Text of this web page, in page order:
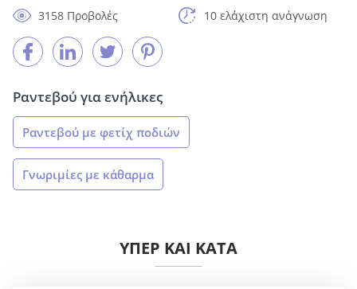
3158 Προβολές
10 ελάχιστη ανάγνωση
Ραντεβού για ενήλικες
Ραντεβού με φετίχ ποδιών
Γνωριμίες με κάθαρμα
ΥΠΈΡ ΚΑΙ ΚΑΤΆ